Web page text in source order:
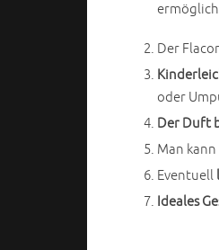
Der
oder
Der Duft
Man kann
Eventuell
Ideales